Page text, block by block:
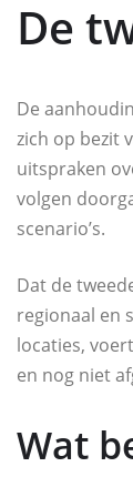
De
De
zich op bezit
uitspraken
volgen
scenario’s.
Dat de
regionaal en
locaties,
en nog niet
Wat